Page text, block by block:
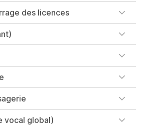
des licences
vocal global)